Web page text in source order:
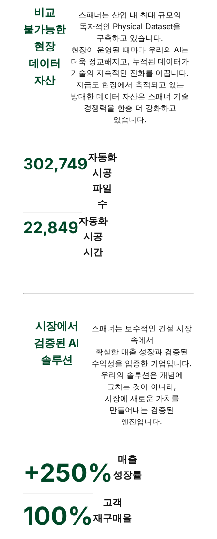
비교
불가능한
현장
데이터
자산
스패너는 산업 내 최대 규모의
독자적인 Physical Dataset을
구축하고 있습니다.
현장이 운영될 때마다 우리의 AI는
더욱 정교해지고, 누적된 데이터가
기술의 지속적인 진화를 이끕니다.
지금도 현장에서 축적되고 있는
방대한 데이터 자산은 스패너 기술
경쟁력을 한층 더 강화하고
있습니다.
302,750자동화
시공
파일
수
22,850자동화
시공
시간
시장에서
검증된 AI
솔루션
스패너는 보수적인 건설 시장
속에서
확실한 매출 성장과 검증된
수익성을 입증한 기업입니다.
우리의 솔루션은 개념에
그치는 것이 아니라,
시장에 새로운 가치를
만들어내는 검증된
엔진입니다.
+250%
매출
성장률
100%
고객
재구매율